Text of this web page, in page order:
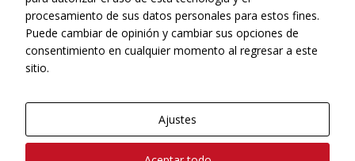
procesamiento de sus datos personales para estos fines.
Puede cambiar de opinión y cambiar sus opciones de
consentimiento en cualquier momento al regresar a este
sitio.
Ajustes